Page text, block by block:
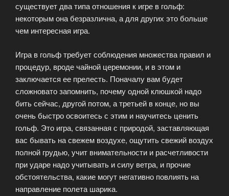
существует два типа отношения к игре в гольф:
некоторым она безразлична, а для других это больше
чем интересная игра.
Игра в гольф требует соблюдения множества правил и
процедур, вроде чайной церемонии, и в этом и
заключается ее прелесть. Поначалу вам будет
сложновато запомнить, почему одной клюшкой надо
бить сейчас, другой потом, а третьей в конце, но вы
очень быстро освоитесь с этим и научитесь ценить
гольф. Это игра, связанная с природой, заставляющая
вас бывать на свежем воздухе, ощутить свежий воздух
полной грудью, учит внимательности и расчетливости
при ударе надо учитывать и силу ветра, и прочие
обстоятельства, какие могут негативно повлиять на
направление полета шарика.